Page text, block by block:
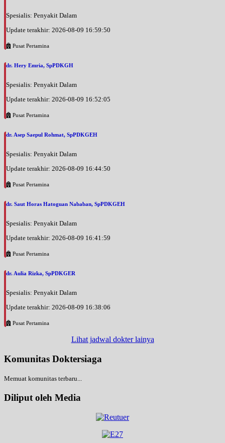
Spesialis: Penyakit Dalam
Update terakhir: 2026-08-09 16:59:50
Pusat Pertamina
dr. Hery Emria, SpPDKGH
Spesialis: Penyakit Dalam
Update terakhir: 2026-08-09 16:52:05
Pusat Pertamina
dr. Asep Saepul Rohmat, SpPDKGEH
Spesialis: Penyakit Dalam
Update terakhir: 2026-08-09 16:44:50
Pusat Pertamina
dr. Saut Horas Hatoguan Nababan, SpPDKGEH
Spesialis: Penyakit Dalam
Update terakhir: 2026-08-09 16:41:59
Pusat Pertamina
dr. Aulia Rizka, SpPDKGER
Spesialis: Penyakit Dalam
Update terakhir: 2026-08-09 16:38:06
Pusat Pertamina
Lihat jadwal dokter lainya
Komunitas Doktersiaga
Memuat komunitas terbaru...
Diliput oleh Media